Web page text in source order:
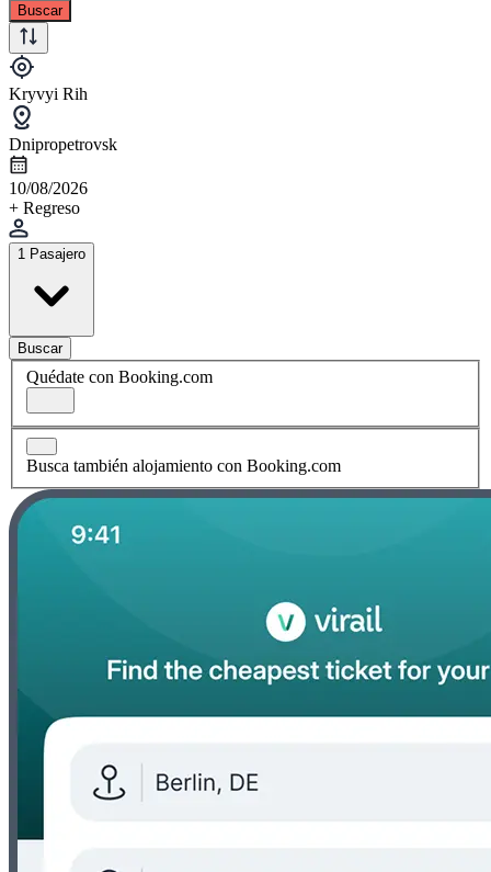
Buscar
Kryvyi Rih
Dnipropetrovsk
10/08/2026
+ Regreso
1 Pasajero
Buscar
Quédate con Booking.com
Busca también alojamiento con Booking.com